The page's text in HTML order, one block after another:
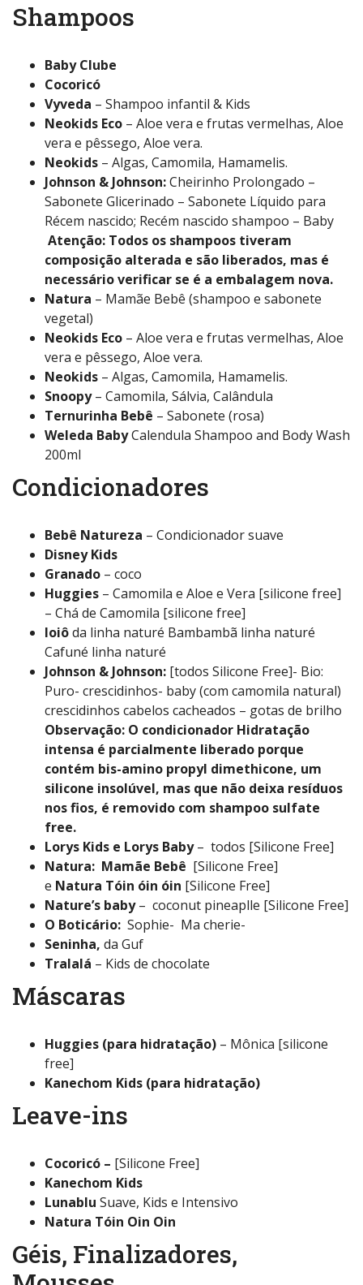
Shampoos
Baby Clube
Cocoricó
Vyveda – Shampoo infantil & Kids
Neokids Eco – Aloe vera e frutas vermelhas, Aloe
vera e pêssego, Aloe vera.
Neokids – Algas, Camomila, Hamamelis.
Johnson & Johnson:Cheirinho Prolongado –
Sabonete Glicerinado – Sabonete Líquido para
Récem nascido; Recém nascido shampoo – Baby
Atenção: Todos os shampoos tiveram
composição alterada e são liberados, mas é
necessário verificar se é a embalagem nova.
Natura – Mamãe Bebê (shampoo e sabonete
vegetal)
Neokids Eco – Aloe vera e frutas vermelhas, Aloe
vera e pêssego, Aloe vera.
Neokids – Algas, Camomila, Hamamelis.
Snoopy– Camomila, Sálvia, Calândula
Ternurinha Bebê – Sabonete (rosa)
Weleda BabyCalendula Shampoo and Body Wash
200ml
Condicionadores
Bebê Natureza – Condicionador suave
Disney Kids
Granado – coco
Huggies – Camomila e Aloe e Vera [silicone free]
– Chá de Camomila [silicone free]
Ioiôda linha naturé Bambambã linha naturé
Cafuné linha naturé
Johnson & Johnson: [todos Silicone Free]- Bio:
Puro- crescidinhos- baby (com camomila natural)
crescidinhos cabelos cacheados – gotas de brilho
Observação: O condicionador Hidratação
intensa é parcialmente liberado porque
contém bis-amino propyl dimethicone, um
silicone insolúvel, mas que não deixa resíduos
nos fios, é removido com shampoo sulfate
free.
Lorys Kids e Lorys Baby– todos [Silicone Free]
Natura: Mamãe Bebê [Silicone Free]
e Natura Tóin óin óin [Silicone Free]
Nature’s baby– coconut pineaplle [Silicone Free]
O Boticário: Sophie- Ma cherie-
Seninha, da Guf
Tralalá – Kids de chocolate
Máscaras
Huggies (para hidratação) – Mônica [silicone
free]
Kanechom Kids (para hidratação)
Leave-ins
Cocoricó – [Silicone Free]
Kanechom Kids
Lunablu Suave, Kids e Intensivo
Natura Tóin Oin Oin
Géis, Finalizadores,